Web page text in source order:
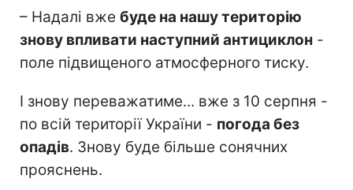
– Надалі вже буде на нашу територію
знову впливати наступний антициклон -
поле підвищеного атмосферного тиску.
І знову переважатиме... вже з 10 серпня -
по всій території України - погода без
опадів. Знову буде більше сонячних
прояснень.